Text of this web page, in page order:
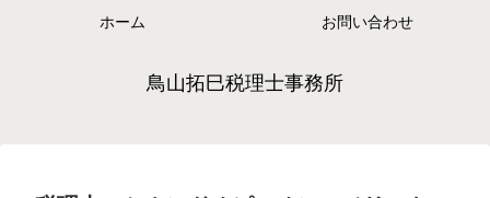
鳥山拓巳税理士事務所
ホーム お問い合わせ